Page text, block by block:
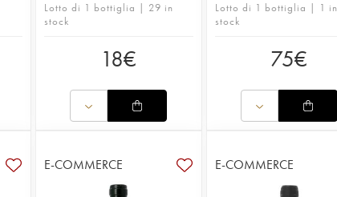
Lotto di 1 bottiglia | 29 in
stock
18€
Lotto di 1 bottiglia | 1 in
stock
75€
E-COMMERCE E-COMMERCE